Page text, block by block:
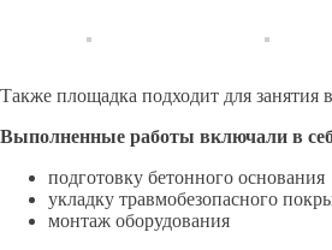
Также площадка подходит для занятия
Выполненные работы включали в
подготовку бетонного основания
укладку травмобезопасного
монтаж оборудования